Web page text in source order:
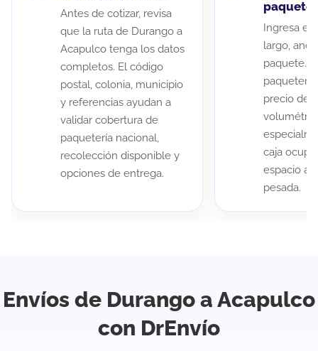
Antes de cotizar, revisa
que la ruta de Durango a
Acapulco tenga los datos
completos. El código
postal, colonia, municipio
y referencias ayudan a
validar cobertura de
paquetería nacional,
recolección disponible y
opciones de entrega.
paquete
Ingresa el
largo,
paquete.
precio de
caja
espacio
pesada.
Envíos de Durango a Acapulco
con DrEnvío